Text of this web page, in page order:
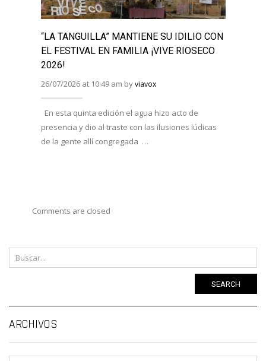
“LA TANGUILLA” MANTIENE SU IDILIO CON
EL FESTIVAL EN FAMILIA ¡VIVE RIOSECO
2026!
26/07/2026 at 10:49 am byviavox
En esta quinta edición el agua hizo acto de
presencia y dio al traste con las ilusiones lúdicas
de la gente allí congregada …
Comments are closed
SEARCH
ARCHIVOS